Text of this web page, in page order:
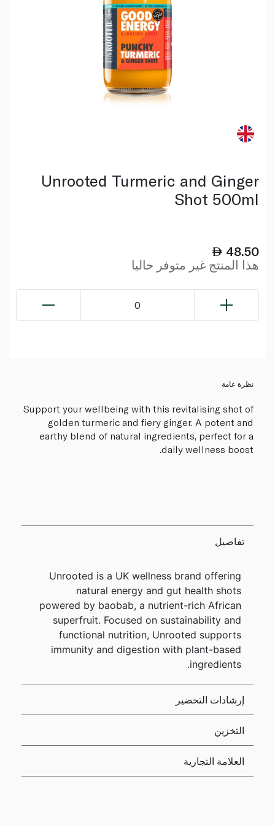
Unrooted Turmeric and Ginger
Shot 500ml
48.50
هذا المنتج غير متوفر حاليا
0
نظرة عامة
Support your wellbeing with this revitalising shot of
golden turmeric and fiery ginger. A potent and
earthy blend of natural ingredients, perfect for a
daily wellness boost.
تفاصيل
Unrooted is a UK wellness brand offering
natural energy and gut health shots
powered by baobab, a nutrient-rich African
superfruit. Focused on sustainability and
functional nutrition, Unrooted supports
immunity and digestion with plant-based
ingredients.
إرشادات التحضير
التخزين
العلامة التجارية